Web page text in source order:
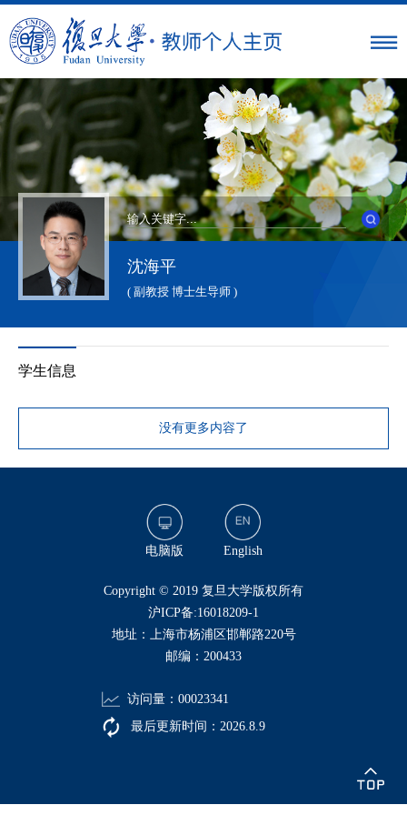
沈海平
( 副教授 博士生导师 )
学生信息
没有更多内容了
电脑版 English
​Copyright © 2019 复旦大学版权所有
沪ICP备:16018209-1
地址：上海市杨浦区邯郸路220号
邮编：200433
访问量： 00023341
最后更新时间： 2026 8 9